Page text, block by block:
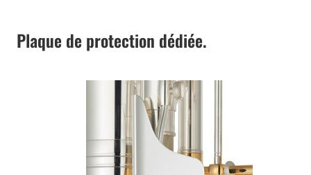
Plaque de protection dédiée.